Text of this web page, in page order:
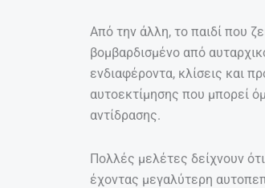
Από την άλλη, το παιδί που
βομβαρδισμένο από
ενδιαφέροντα, κλίσεις και
αυτοεκτίμησης που μπορεί
αντίδρασης.
Πολλές μελέτες δείχνουν
έχοντας μεγαλύτερη